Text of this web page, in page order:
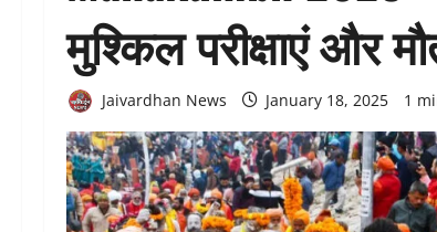
मुश्किल परीक्षाएं और
Jaivardhan News January 18, 2025 1